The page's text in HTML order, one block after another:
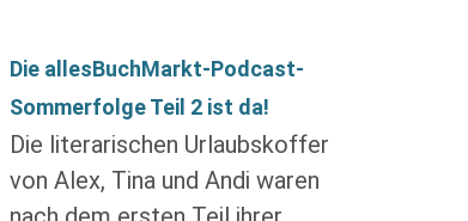
Die allesBuchMarkt-Podcast-
Sommerfolge Teil 2 ist da!
Die literarischen Urlaubskoffer
von Alex, Tina und Andi waren